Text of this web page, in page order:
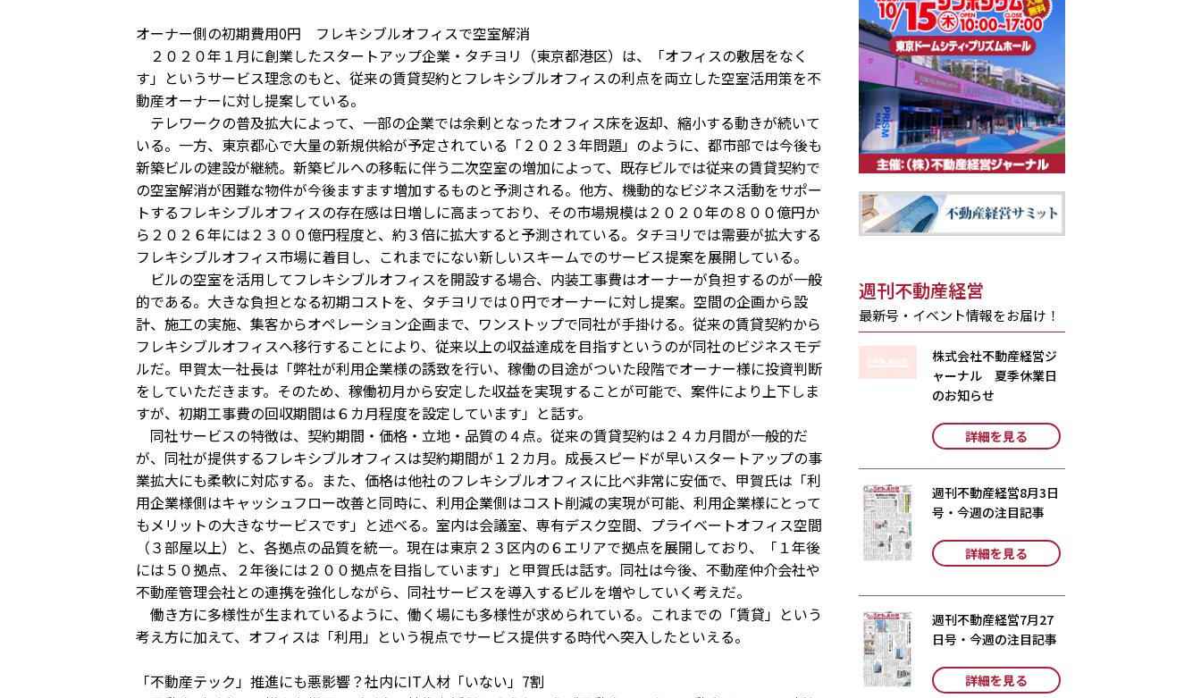
オーナー側の初期費用0円 フレキシブルオフィスで空室解消
２０２０年１月に創業したスタートアップ企業・タチヨリ（東京都港区）は、「オフィスの敷居をなく
す」というサービス理念のもと、従来の賃貸契約とフレキシブルオフィスの利点を両立した空室活用策を不
動産オーナーに対し提案している。
テレワークの普及拡大によって、一部の企業では余剰となったオフィス床を返却、縮小する動きが続いて
いる。一方、東京都心で大量の新規供給が予定されている「２０２３年問題」のように、都市部では今後も
新築ビルの建設が継続。新築ビルへの移転に伴う二次空室の増加によって、既存ビルでは従来の賃貸契約で
の空室解消が困難な物件が今後ますます増加するものと予測される。他方、機動的なビジネス活動をサポー
トするフレキシブルオフィスの存在感は日増しに高まっており、その市場規模は２０２０年の８００億円か
ら２０２６年には２３００億円程度と、約３倍に拡大すると予測されている。タチヨリでは需要が拡大する
フレキシブルオフィス市場に着目し、これまでにない新しいスキームでのサービス提案を展開している。
ビルの空室を活用してフレキシブルオフィスを開設する場合、内装工事費はオーナーが負担するのが一般
的である。大きな負担となる初期コストを、タチヨリでは０円でオーナーに対し提案。空間の企画から設
計、施工の実施、集客からオペレーション企画まで、ワンストップで同社が手掛ける。従来の賃貸契約から
フレキシブルオフィスへ移行することにより、従来以上の収益達成を目指すというのが同社のビジネスモデ
ルだ。甲賀太一社長は「弊社が利用企業様の誘致を行い、稼働の目途がついた段階でオーナー様に投資判断
をしていただきます。そのため、稼働初月から安定した収益を実現することが可能で、案件により上下しま
すが、初期工事費の回収期間は６カ月程度を設定しています」と話す。
同社サービスの特徴は、契約期間・価格・立地・品質の４点。従来の賃貸契約は２４カ月間が一般的だ
が、同社が提供するフレキシブルオフィスは契約期間が１２カ月。成長スピードが早いスタートアップの事
業拡大にも柔軟に対応する。また、価格は他社のフレキシブルオフィスに比べ非常に安価で、甲賀氏は「利
用企業様側はキャッシュフロー改善と同時に、利用企業側はコスト削減の実現が可能、利用企業様にとって
もメリットの大きなサービスです」と述べる。室内は会議室、専有デスク空間、プライベートオフィス空間
（３部屋以上）と、各拠点の品質を統一。現在は東京２３区内の６エリアで拠点を展開しており、「１年後
には５０拠点、２年後には２００拠点を目指しています」と甲賀氏は話す。同社は今後、不動産仲介会社や
不動産管理会社との連携を強化しながら、同社サービスを導入するビルを増やしていく考えだ。
働き方に多様性が生まれているように、働く場にも多様性が求められている。これまでの「賃貸」という
考え方に加えて、オフィスは「利用」という視点でサービス提供する時代へ突入したといえる。
「不動産テック」推進にも悪影響？社内にIT人材「いない」7割
週刊不動産経営
最新号・イベント情報をお届け！
株式会社不動産経営ジ
ャーナル 夏季休業日
のお知らせ
詳細を見る
週刊不動産経営8月3日
号・今週の注目記事
詳細を見る
週刊不動産経営7月27
日号・今週の注目記事
詳細を見る